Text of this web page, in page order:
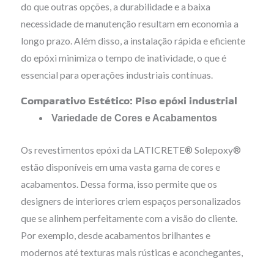
do que outras opções, a durabilidade e a baixa
necessidade de manutenção resultam em economia a
longo prazo. Além disso, a instalação rápida e eficiente
do epóxi minimiza o tempo de inatividade, o que é
essencial para operações industriais contínuas.
Comparativo Estético: Piso epóxi industrial
Variedade de Cores e Acabamentos
Os revestimentos epóxi da LATICRETE® Solepoxy®
estão disponíveis em uma vasta gama de cores e
acabamentos. Dessa forma, isso permite que os
designers de interiores criem espaços personalizados
que se alinhem perfeitamente com a visão do cliente.
Por exemplo, desde acabamentos brilhantes e
modernos até texturas mais rústicas e aconchegantes,